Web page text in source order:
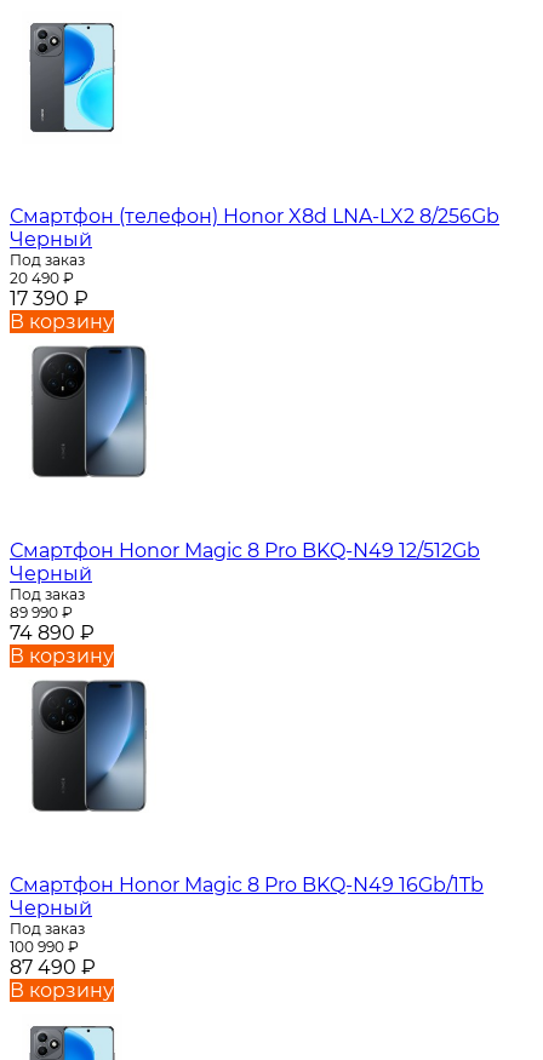
Смартфон (телефон) Honor X8d LNA-LX2 8/256Gb
Черный
Под заказ
20 490 ₽
17 390 ₽
В корзину
Смартфон Honor Magic 8 Pro BKQ-N49 12/512Gb
Черный
Под заказ
89 990 ₽
74 890 ₽
В корзину
Смартфон Honor Magic 8 Pro BKQ-N49 16Gb/1Tb
Черный
Под заказ
100 990 ₽
87 490 ₽
В корзину